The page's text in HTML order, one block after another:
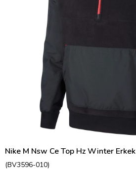
Nike M Nsw Ce Top Hz Winter
(BV3596-010)